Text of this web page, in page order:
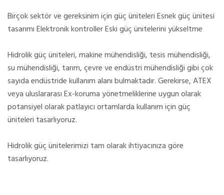
Birçok sektör ve gereksinim için güç üniteleri Esnek güç ünitesi
tasarımı Elektronik kontroller Eski güç ünitelerini yükseltme
Hidrolik güç üniteleri, makine mühendisliği, tesis mühendisliği,
su mühendisliği, tarım, çevre ve endüstri mühendisliği gibi çok
sayıda endüstride kullanım alanı bulmaktadır. Gerekirse, ATEX
veya uluslararası Ex-koruma yönetmeliklerine uygun olarak
potansiyel olarak patlayıcı ortamlarda kullanım için güç
üniteleri tasarlıyoruz.
Hidrolik güç ünitelerimizi tam olarak ihtiyacınıza göre
tasarlıyoruz.